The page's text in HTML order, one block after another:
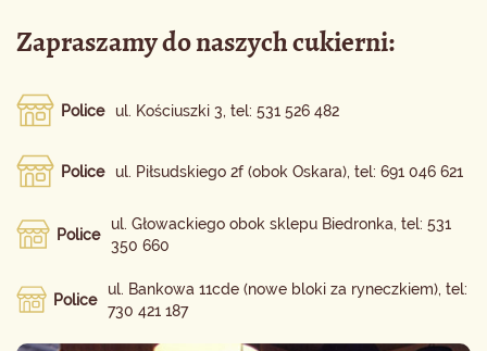
Zapraszamy do naszych cukierni:
Police ul. Kościuszki 3, tel: 531 526 482
Police ul. Piłsudskiego 2f (obok Oskara), tel: 691 046 621
Police
ul. Głowackiego obok sklepu Biedronka, tel: 531
350 660
Police
ul. Bankowa 11cde (nowe bloki za ryneczkiem), tel:
730 421 187